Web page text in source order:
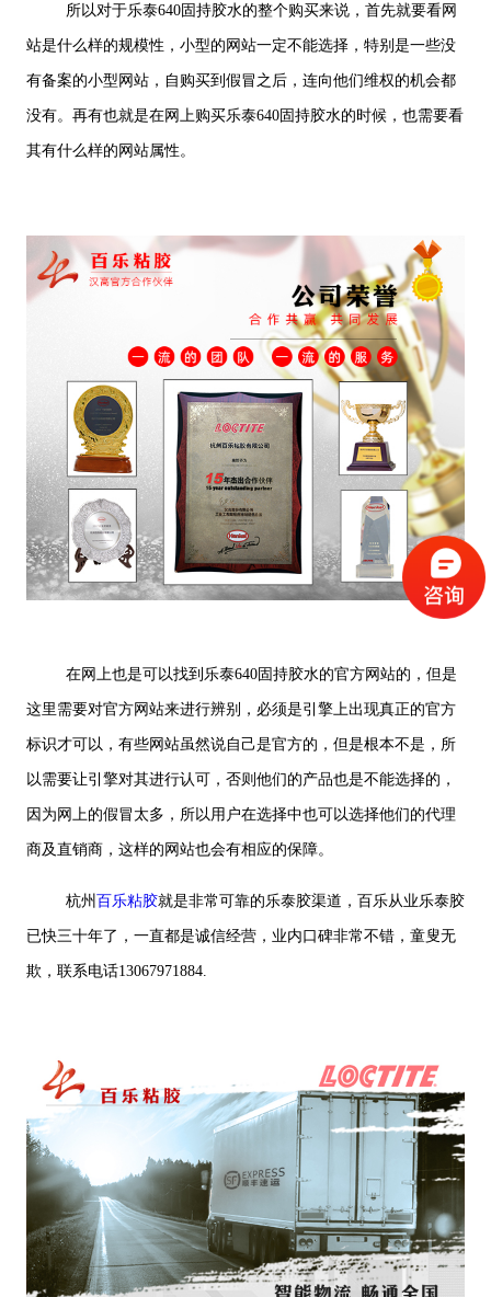
所以对于乐泰640固持胶水的整个购买来说，首先就要看网
站是什么样的规模性，小型的网站一定不能选择，特别是一些没
有备案的小型网站，自购买到假冒之后，连向他们维权的机会都
没有。再有也就是在网上购买乐泰640固持胶水的时候，也需要看
其有什么样的网站属性。
在网上也是可以找到乐泰640固持胶水的官方网站的，但是
这里需要对官方网站来进行辨别，必须是引擎上出现真正的官方
标识才可以，有些网站虽然说自己是官方的，但是根本不是，所
以需要让引擎对其进行认可，否则他们的产品也是不能选择的，
因为网上的假冒太多，所以用户在选择中也可以选择他们的代理
商及直销商，这样的网站也会有相应的保障。
杭州 百乐粘胶就是非常可靠的乐泰胶渠道，百乐从业乐泰胶
已快三十年了，一直都是诚信经营，业内口碑非常不错，童叟无
欺，联系电话13067971884.